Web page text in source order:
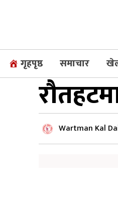
गृहपृष्ठ समाचार
Wartman Kal